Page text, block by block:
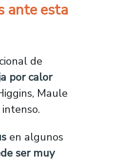
ante esta
de
por calor
Maule
en algunos
ser muy